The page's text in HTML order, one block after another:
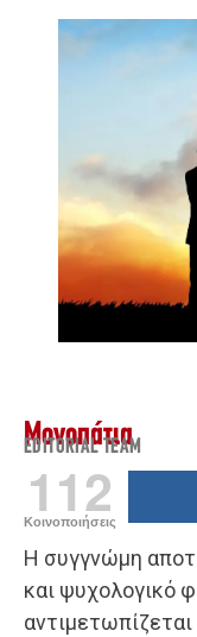
Μονοπάτια
EDITORIAL TEAM
112
Κοινοποιήσεις
Η συγγνώμη
και ψυχολογικό